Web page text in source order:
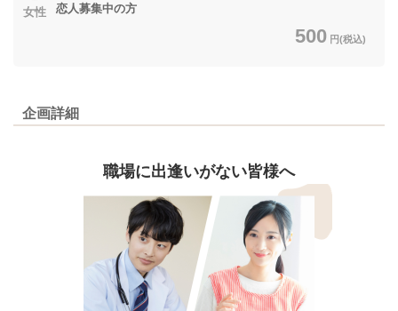
女性 恋人募集中の方
500 円(税込)
企画詳細
職場に出逢いがない皆様へ